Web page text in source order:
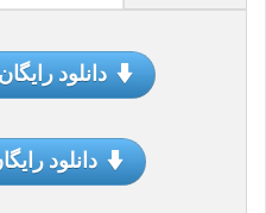
دانلود
دانلود